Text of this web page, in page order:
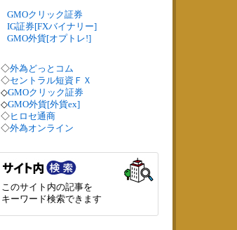
GMOクリック証券
IG証券[FXバイナリー]
GMO外貨[オプトレ!]
◇外為どっとコム
◇セントラル短資ＦＸ
◇GMOクリック証券
◇GMO外貨[外貨ex]
◇ヒロセ通商
◇外為オンライン
このサイト内の記事を
キーワード検索できます